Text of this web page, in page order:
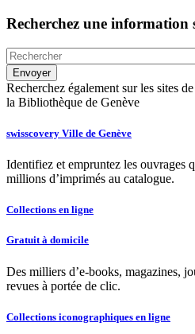
Recherchez une information
Recherchez également sur les sites
la Bibliothèque de Genève
swisscovery Ville de Genève
Identifiez et empruntez les ouvrages
millions d’imprimés au catalogue.
Collections en ligne
Gratuit à domicile
Des milliers d’e-books, magazines,
revues à portée de clic.
Collections iconographiques en ligne